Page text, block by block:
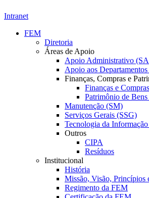
Intranet
FEM
Diretoria
Áreas de Apoio
Apoio Administrativo
Apoio aos
Finanças, Compras e
Finanças e
Patrimônio de
Manutenção (SM)
Serviços Gerais (SSG)
Tecnologia da
Outros
CIPA
Resíduos
Institucional
História
Missão, Visão, Princípios
Regimento da FEM